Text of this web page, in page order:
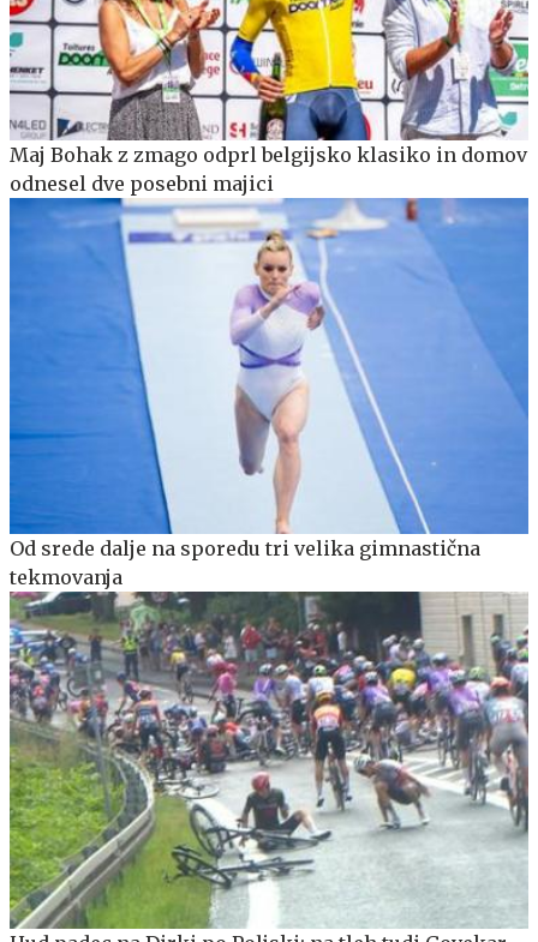
Maj Bohak z zmago odprl belgijsko klasiko in domov
odnesel dve posebni majici
Od srede dalje na sporedu tri velika gimnastična
tekmovanja